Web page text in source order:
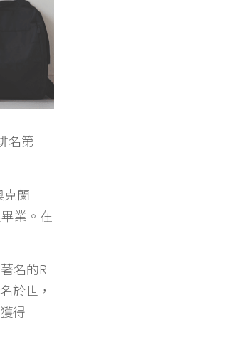
名第一
蘭
業。在
名的R
於世，
得